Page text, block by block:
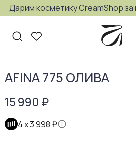
Дарим косметику CreamShop за
AFINA 775 ОЛИВА
15 990 ₽
4 х3 998 ₽